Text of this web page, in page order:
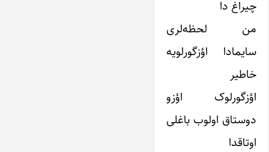
چیراغ دا
من لحظه‌لری
سایمادا اؤزگورلویه
خاطیر
اؤزگورلوک اؤزو
دوستاق اولوب باغلی
اوتاقدا